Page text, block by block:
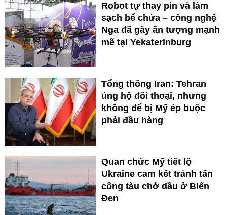
Robot tự thay pin và làm
sạch bể chứa – công nghệ
Nga đã gây ấn tượng mạnh
mẽ tại Yekaterinburg
Tổng thống Iran: Tehran
ủng hộ đối thoại, nhưng
không để bị Mỹ ép buộc
phải đầu hàng
Quan chức Mỹ tiết lộ
Ukraine cam kết tránh tấn
công tàu chở dầu ở Biển
Đen